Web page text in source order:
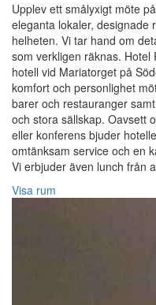
Upplev ett smålyxigt möte
eleganta lokaler, designade
helheten. Vi tar hand om
som verkligen räknas.
hotell vid Mariatorget på
komfort och personlighet
barer och restauranger
och stora sällskap. Oavsett
eller konferens bjuder
omtänksam service och en
Vi erbjuder även lunch från
Visa rum